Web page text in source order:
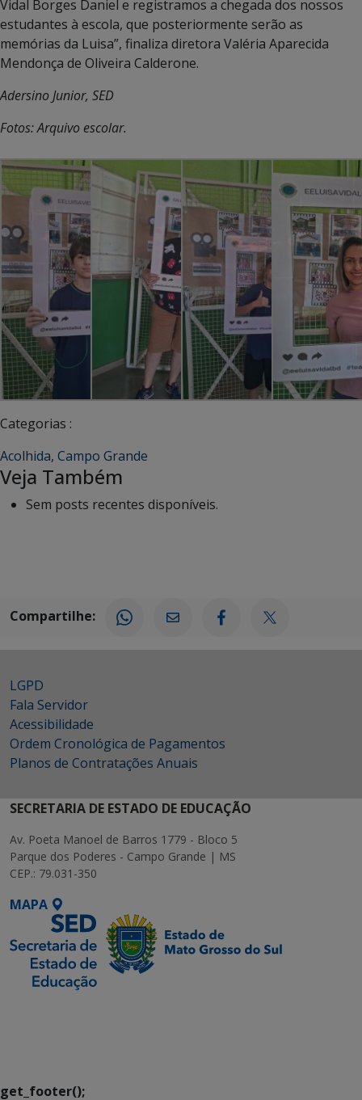
Vidal Borges Daniel e registramos a chegada dos nossos
estudantes à escola, que posteriormente serão as
memórias da Luisa”, finaliza diretora Valéria Aparecida
Mendonça de Oliveira Calderone.
Adersino Junior, SED
Fotos: Arquivo escolar.
Categorias :
Acolhida, Campo Grande
Veja Também
Sem posts recentes disponíveis.
Compartilhe:
LGPD
Fala Servidor
Acessibilidade
Ordem Cronológica de Pagamentos
Planos de Contratações Anuais
SECRETARIA DE ESTADO DE EDUCAÇÃO
Av. Poeta Manoel de Barros 1779 - Bloco 5
Parque dos Poderes - Campo Grande | MS
CEP.: 79.031-350
MAPA
get_footer();